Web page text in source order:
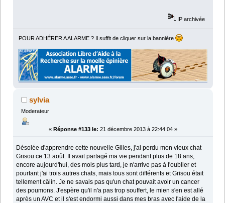
IP archivée
POUR ADHÉRER A ALARME ? Il suffit de cliquer sur la bannière
sylvia
Moderateur
« Réponse #133 le: 21 décembre 2013 à 22:44:04 »
Désolée d'apprendre cette nouvelle Gilles, j'ai perdu mon vieux chat
Grisou ce 13 août. Il avait partagé ma vie pendant plus de 18 ans,
encore aujourd'hui, des mois plus tard, je n'arrive pas à l'oublier et
pourtant j'ai trois autres chats, mais tous sont différents et Grisou était
tellement câlin. Je ne savais pas qu'un chat pouvait avoir un cancer
des poumons. J'espère qu'il n'a pas trop souffert, le mien s'en est allé
après un AVC et il s'est endormi aussi dans mes bras avec l'aide de la